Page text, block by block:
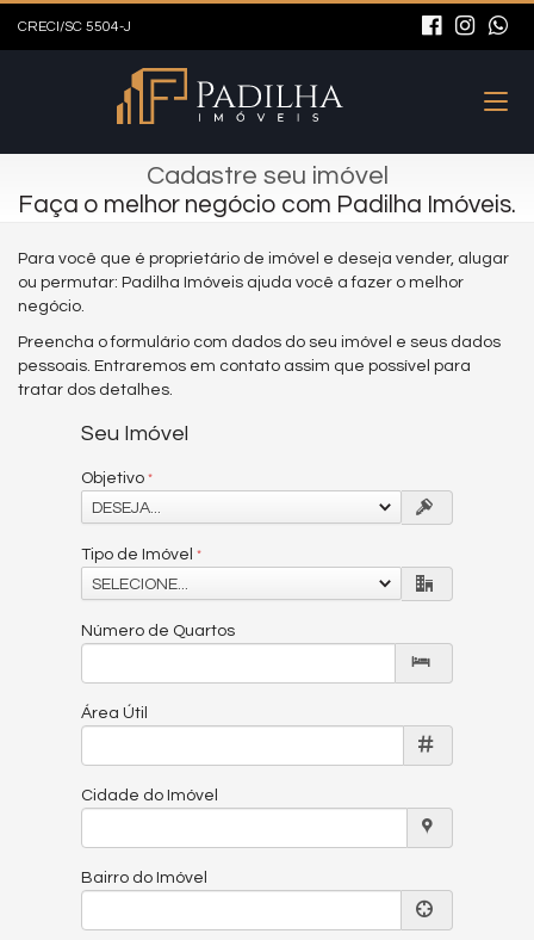
CRECI/SC 5504-J
Cadastre seu imóvel
Faça o melhor negócio com Padilha Imóveis.
Para você que é proprietário de imóvel e deseja vender, alugar
ou permutar: Padilha Imóveis ajuda você a fazer o melhor
negócio.
Preencha o formulário com dados do seu imóvel e seus dados
pessoais. Entraremos em contato assim que possível para
tratar dos detalhes.
Seu Imóvel
Objetivo
DESEJA...
Tipo de Imóvel
SELECIONE...
Número de Quartos
Área Útil
Cidade do Imóvel
Bairro do Imóvel